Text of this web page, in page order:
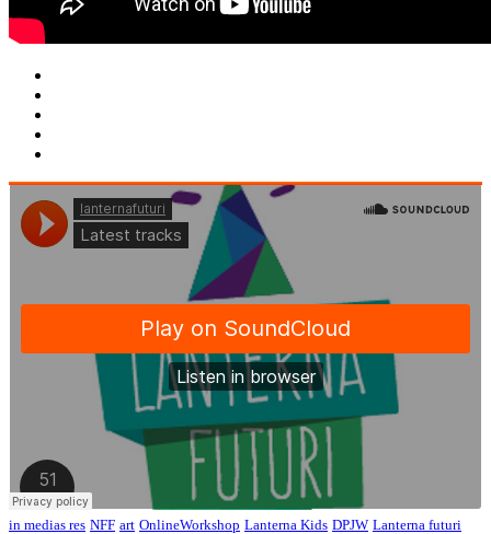
in medias res NFF art OnlineWorkshop Lanterna Kids DPJW Lanterna futuri